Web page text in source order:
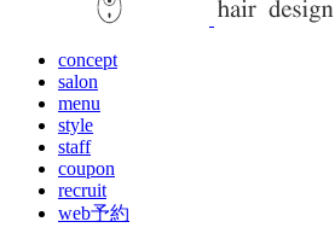
concept
salon
menu
style
staff
coupon
recruit
web予約